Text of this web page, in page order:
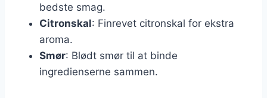
bedste smag.
Citronskal: Finrevet citronskal for ekstra
aroma.
Smør: Blødt smør til at binde
ingredienserne sammen.